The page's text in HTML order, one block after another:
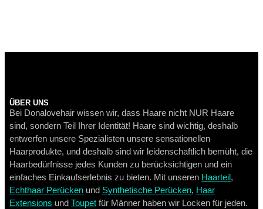
ÜBER UNS
Bei Donalovehair wissen wir, dass Haare nicht NUR Haare
sind, sondern Teil Ihrer Identität! Haare sind wichtig, deshalb
entwerfen unsere Spezialisten unsere sensationellen
Haarprodukte, und deshalb sind wir leidenschaftlich bemüht, die
Haarbedürfnisse jedes Kunden zu berücksichtigen und ein
einfaches Einkaufserlebnis zu bieten. Mit unseren Haarteil ,
Echthaar Perücken und Synthetische Perücken, Haar
Extensions und Toupet für Männer haben wir Locken für jeden.